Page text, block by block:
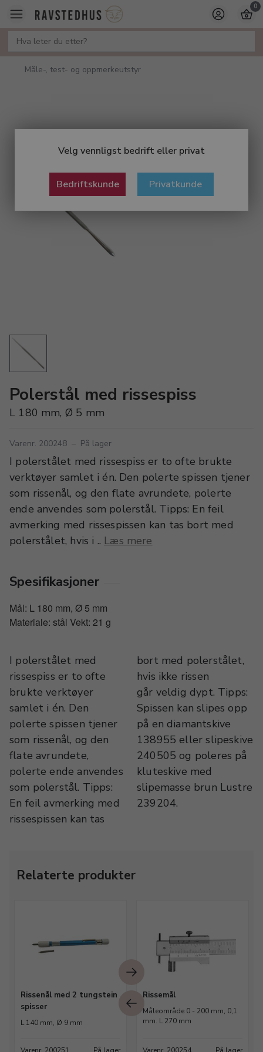
Velg vennligst bedrift eller privat
Bedriftskunde Privatkunde
0
Måle-, test- og oppmerkeutstyr
Polerstål med rissespiss
L 180 mm, Ø 5 mm
Varenr. 200248 – På lager
I polerstålet med rissespiss er to ofte brukte
verktøyer samlet i én. Den polerte spissen tjener
som rissenål, og den flate avrundete, polerte
ende anvendes som polerstål. Tipps: En feil
avmerking med rissespissen kan tas bort med
polerstålet, hvis i .. Læs mere
Spesifikasjoner
Mål: L 180 mm, Ø 5 mm
Materiale: stål Vekt: 21 g
I polerstålet med
rissespiss er to ofte
brukte verktøyer
samlet i én. Den
polerte spissen tjener
som rissenål, og den
flate avrundete,
polerte ende anvendes
som polerstål. Tipps:
En feil avmerking med
rissespissen kan tas
bort med polerstålet,
hvis ikke rissen
går veldig dypt. Tipps:
Spissen kan slipes opp
på en diamantskive
138955 eller slipeskive
240505 og poleres på
kluteskive med
slipemasse brun Lustre
239204.
Relaterte produkter
Rissenål med 2 tungstein
spisser
L 140 mm, Ø 9 mm
Rissemål
Måleområde 0 - 200 mm, 0,1
mm. L 270 mm